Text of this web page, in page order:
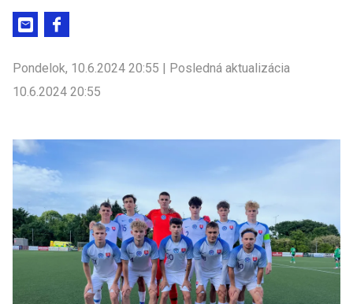
Pondelok, 10.6.2024 20:55 | Posledná aktualizácia
10.6.2024 20:55